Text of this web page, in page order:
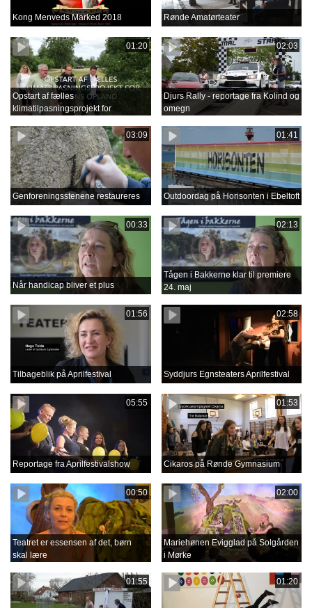
Kong Menveds Marked 2018 Rønde Amatørteater
01:20
Opstart af fælles
klimatilpasningsprojekt for
02:03
Djurs Rally - reportage fra Kolind og
omegn
03:09
Genforeningsstenene restaureres
01:41
Outdoordag på Horisonten i Ebeltoft
00:33
Når handicap bliver et plus
02:13
Tågen i Bakkerne klar til premiere
24. maj
01:56
Tilbageblik på Aprilfestival
02:58
Syddjurs Egnsteaters Aprilfestival
05:55
Reportage fra Aprilfestivalshow
01:53
Cikaros på Rønde Gymnasium
00:50
Teatret er essensen af det, børn
skal lære
02:00
Mariehønen Evigglad på Solgården
i Mørke
01:55 01:20